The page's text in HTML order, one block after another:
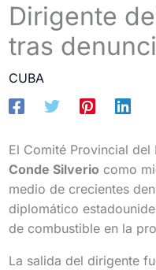
Dirigente
tras
CUBA
El Comité Provincial del
Conde Silverio como
medio de crecientes
diplomático
de combustible en la
La salida del dirigente